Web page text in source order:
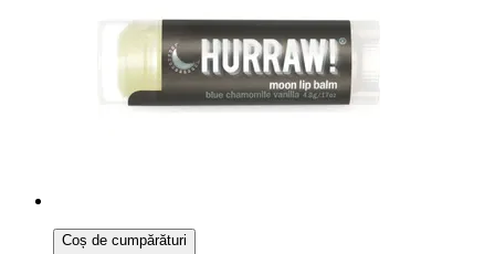
Coș de cumpărături